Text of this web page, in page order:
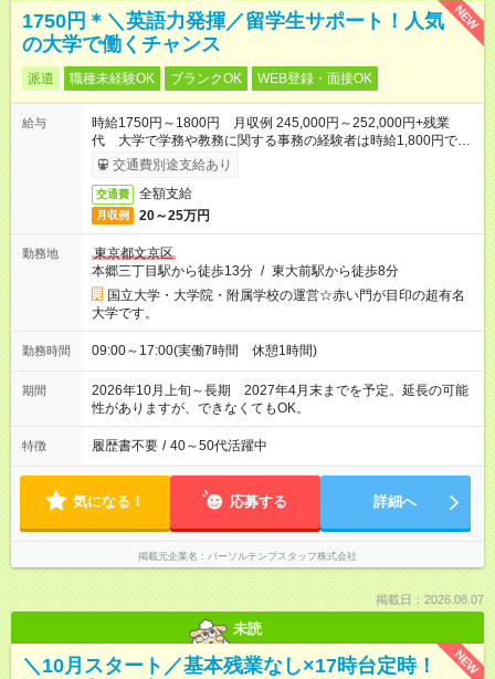
NEW
1750円＊＼英語力発揮／留学生サポート！人気
の大学で働くチャンス
派遣 職種未経験OK ブランクOK WEB登録・面接OK
給与
時給1750円～1800円 月収例 245,000円～252,000円+残業
代 大学で学務や教務に関する事務の経験者は時給1,800円で
す。交通費別途支給あり
交通費 全額支給
月収例 20～25万円
勤務地
東京都文京区
本郷三丁目駅から徒歩13分 / 東大前駅から徒歩8分
国立大学・大学院・附属学校の運営☆赤い門が目印の超有名
大学です。
勤務時間 09:00～17:00(実働7時間 休憩1時間)
期間
2026年10月上旬～長期 2027年4月末までを予定。延長の可能
性がありますが、できなくてもOK。
特徴 履歴書不要 / 40～50代活躍中
気になる！ 応募する 詳細へ
掲載元企業名 パーソルテンプスタッフ株式会社
掲載日：2026.08.07
未読
NEW
＼10月スタート／基本残業なし×17時台定時！